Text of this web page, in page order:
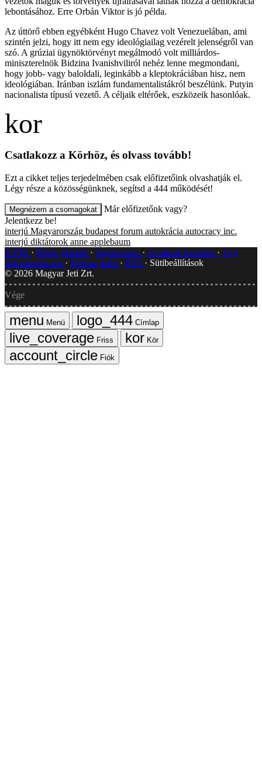
lebontásához. Erre Orbán Viktor is jó példa.
Az úttörő ebben egyébként Hugo Chavez volt Venezuelában, ami
szintén jelzi, hogy itt nem egy ideológiailag vezérelt jelenségről van
szó. A grúziai ügynöktörvényt megálmodó volt milliárdos-
miniszterelnök Bidzina Ivanishviliról nehéz lenne megmondani,
hogy jobb- vagy baloldali, leginkább a kleptokráciában hisz, nem
ideológiában. Iránban iszlám fundamentalistákról beszélünk. Putyin
nacionalista típusú vezető. A céljaik eltérőek, eszközeik hasonlóak.
Csatlakozz a Körhöz, és olvass tovább!
Ezt a cikket teljes terjedelmében csak előfizetőink olvashatják el.
Légy része a közösségünknek, segítsd a 444 működését!
Megnézem a csomagokat
Már előfizetőnk vagy?
Jelentkezz be!
interjú Magyarország budapest forum autokrácia autocracy inc.
interjú diktátorok anne applebaum
GYIK
Hibát jelentek Impresszum Javítások kezelése
Jogi
dokumentumok
Médiaajánlat RSS
Sütibeállítások
© 2026 Magyar Jeti Zrt.
Vége
Menü
Címlap
Friss
Kör
Fiók